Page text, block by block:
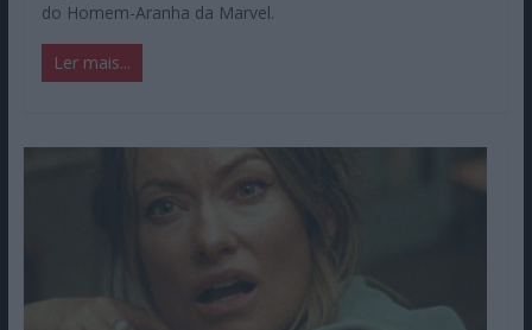
do Homem-Aranha da Marvel.
Ler mais...